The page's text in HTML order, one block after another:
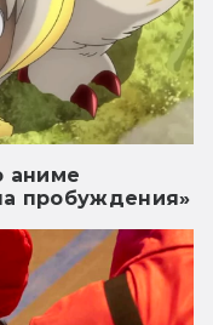
аниме
пробуждения»